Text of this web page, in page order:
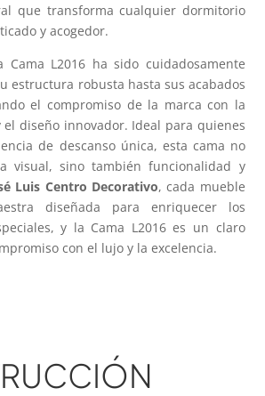
que transforma cualquier dormitorio
y acogedor.
L2016 ha sido cuidadosamente
estructura robusta hasta sus acabados
el compromiso de la marca con la
diseño innovador. Ideal para quienes
de descanso única, esta cama no
visual, sino también funcionalidad y
Luis Centro Decorativo, cada mueble
diseñada para enriquecer los
y la Cama L2016 es un claro
con el lujo y la excelencia.